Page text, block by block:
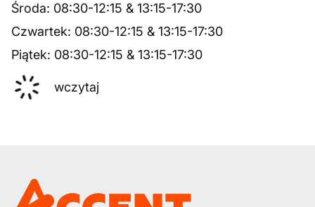
Środa: 08:30-12:15 & 13:15-17:30
Czwartek: 08:30-12:15 & 13:15-17:30
Piątek: 08:30-12:15 & 13:15-17:30
wczytaj